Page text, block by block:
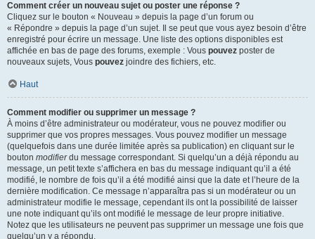
Comment créer un nouveau sujet ou poster une réponse ?
Cliquez sur le bouton « Nouveau » depuis la page d’un forum ou
« Répondre » depuis la page d’un sujet. Il se peut que vous ayez besoin d’être
enregistré pour écrire un message. Une liste des options disponibles est
affichée en bas de page des forums, exemple : Vous pouvez poster de
nouveaux sujets, Vous pouvez joindre des fichiers, etc.
Haut
Comment modifier ou supprimer un message ?
À moins d’être administrateur ou modérateur, vous ne pouvez modifier ou
supprimer que vos propres messages. Vous pouvez modifier un message
(quelquefois dans une durée limitée après sa publication) en cliquant sur le
bouton modifierdu message correspondant. Si quelqu’un a déjà répondu au
message, un petit texte s’affichera en bas du message indiquant qu’il a été
modifié, le nombre de fois qu’il a été modifié ainsi que la date et l’heure de la
dernière modification. Ce message n’apparaîtra pas si un modérateur ou un
administrateur modifie le message, cependant ils ont la possibilité de laisser
une note indiquant qu’ils ont modifié le message de leur propre initiative.
Notez que les utilisateurs ne peuvent pas supprimer un message une fois que
quelqu’un y a répondu.